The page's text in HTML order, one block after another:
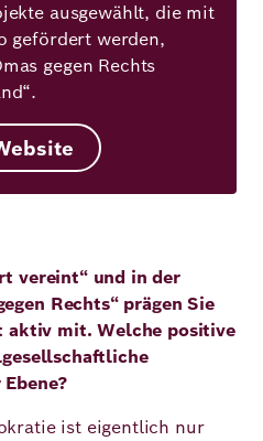
ausgewählt, die mit
gefördert werden,
gegen Rechts
vereint“ und in der
Rechts“ prägen Sie
aktiv mit. Welche positive
ist eigentlich nur